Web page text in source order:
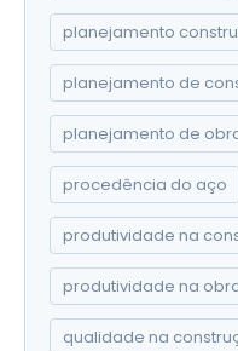
planejamento
planejamento de
planejamento de
procedência do aço
produtividade na
produtividade na
qualidade na